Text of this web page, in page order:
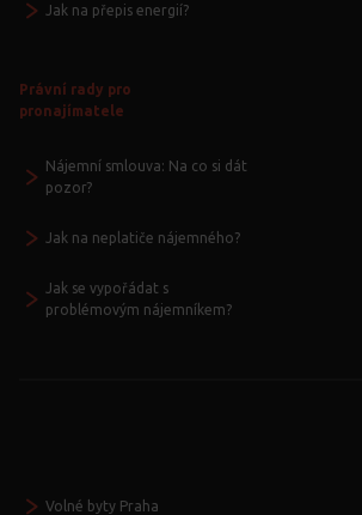
Jak na přepis energií?
Právní rady pro
pronajímatele
Nájemní smlouva: Na co si dát
pozor?
Jak na neplatiče nájemného?
Jak se vypořádat s
problémovým nájemníkem?
Volné byty Praha